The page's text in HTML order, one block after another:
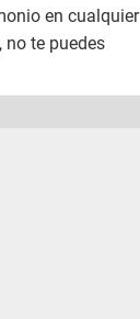
en cualquier
no te puedes